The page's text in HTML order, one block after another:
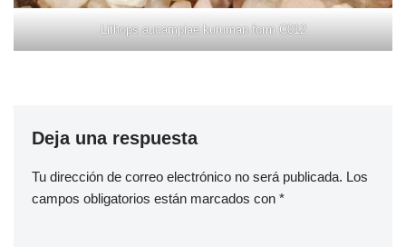
Lithops aucampiae kuruman form C012
Deja una respuesta
Tu dirección de correo electrónico no será publicada. Los
campos obligatorios están marcados con *